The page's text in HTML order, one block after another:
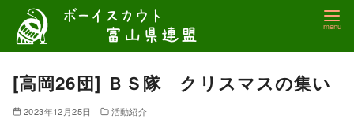
テ
[高岡26団] ＢＳ隊 クリスマスの集い
2023年12月25日 活動紹介